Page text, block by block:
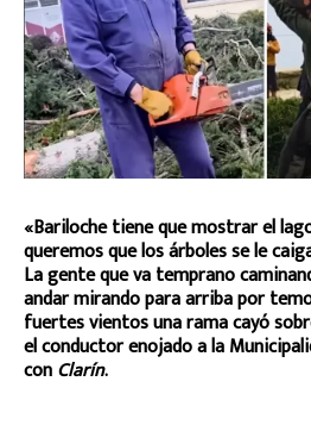
«Bariloche tiene que mostrar el
queremos que los árboles se le
La gente que va temprano
andar mirando para arriba por
fuertes vientos una rama cayó
el conductor enojado a la
conClarín.